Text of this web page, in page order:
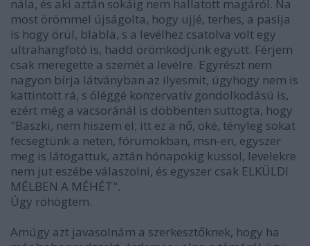
nála, és aki aztán sokáig nem hallatott magáról. Na
most örömmel újságolta, hogy ujjé, terhes, a pasija
is hogy örül, blabla, s a levélhez csatolva volt egy
ultrahangfotó is, hadd örömködjünk együtt. Férjem
csak meregette a szemét a levélre. Egyrészt nem
nagyon bírja látványban az ilyesmit, úgyhogy nem is
kattintott rá, s öléggé konzervatív gondolkodású is,
ezért még a vacsoránál is döbbenten suttogta, hogy
"Baszki, nem hiszem el; itt ez a nő, oké, tényleg sokat
fecsegtünk a neten, fórumokban, msn-en, egyszer
meg is látogattuk, aztán hónapokig kussol, levelekre
nem jut eszébe válaszolni, és egyszer csak ELKÜLDI
MÉLBEN A MÉHÉT".
Úgy röhögtem.
Amúgy azt javasolnám a szerkesztőknek, hogy ha